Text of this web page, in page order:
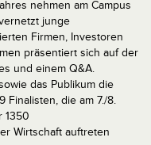
nehmen am Campus
junge
Firmen, Investoren
präsentiert sich auf der
und einem Q&A.
das Publikum die
Finalisten, die am 7./8.
1350
Wirtschaft auftreten